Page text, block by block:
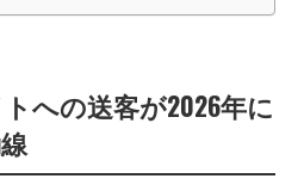
トへの送客が2026年に